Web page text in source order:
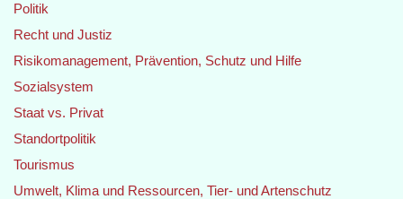
Politik
Recht und Justiz
Risikomanagement, Prävention, Schutz und Hilfe
Sozialsystem
Staat vs. Privat
Standortpolitik
Tourismus
Umwelt, Klima und Ressourcen, Tier- und Artenschutz